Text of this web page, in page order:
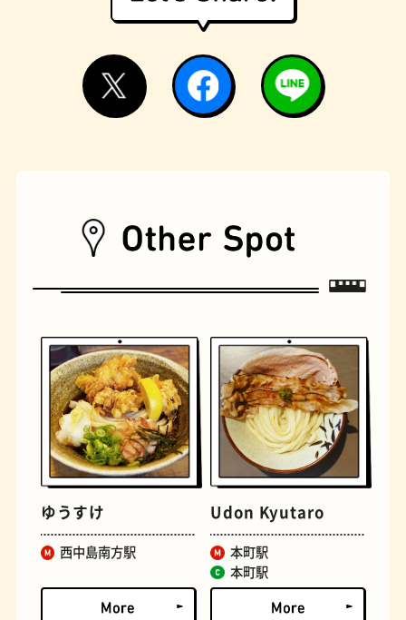
遊具 オムライス
ゆうすけ
西中島南方駅
Udon Kyutaro
本町駅
本町駅